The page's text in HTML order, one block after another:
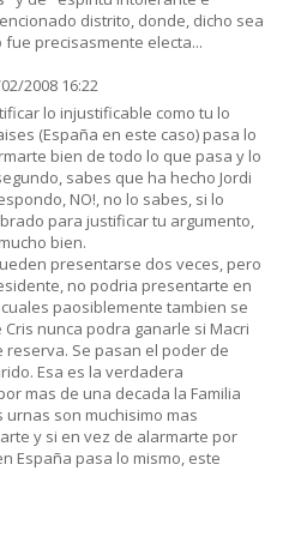
distrito, donde, dicho sea
precisasmente electa...
2008 16:22
lo injustificable como tu lo
(España en este caso) pasa lo
bien de todo lo que pasa y lo
sabes que ha hecho Jordi
NO!, no lo sabes, si lo
para justificar tu argumento,
bien.
presentarse dos veces, pero
no podria presentarte en
paosiblemente tambien se
nunca podra ganarle si Macri
reserva. Se pasan el poder de
Esa es la verdadera
mas de una decada la Familia
son muchisimo mas
y si en vez de alarmarte por
España pasa lo mismo, este